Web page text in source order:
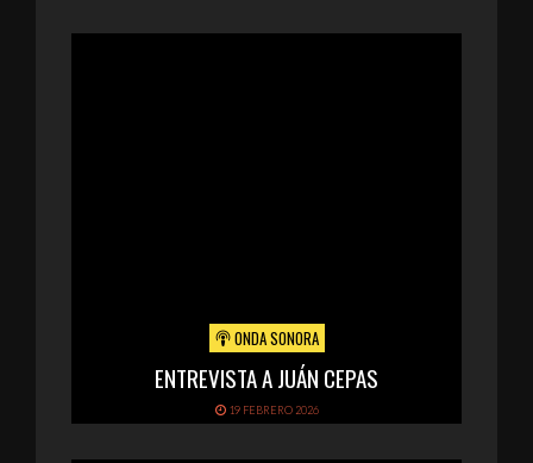
ONDA SONORA
ENTREVISTA A JUÁN CEPAS
19 FEBRERO 2026